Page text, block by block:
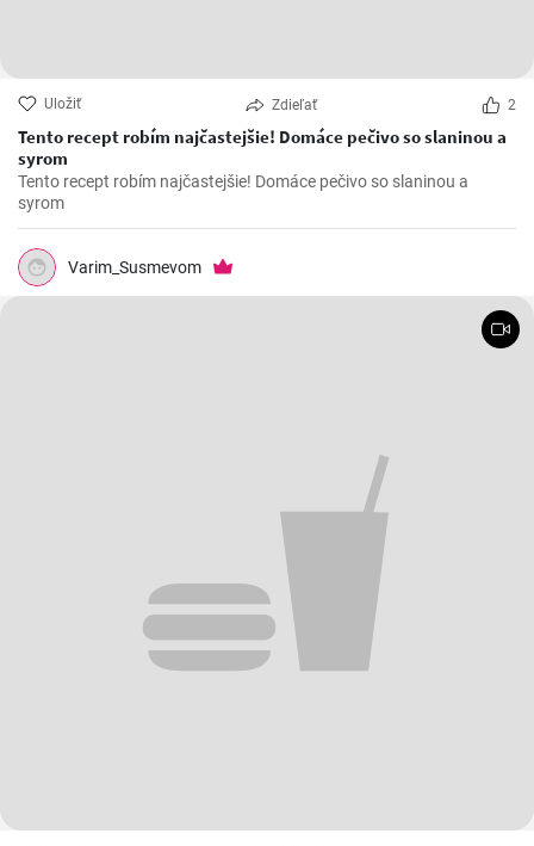
Uložiť Zdieľať 2
Tento recept robím najčastejšie! Domáce pečivo so slaninou a
syrom
Tento recept robím najčastejšie! Domáce pečivo so slaninou a
syrom
Varim_Susmevom